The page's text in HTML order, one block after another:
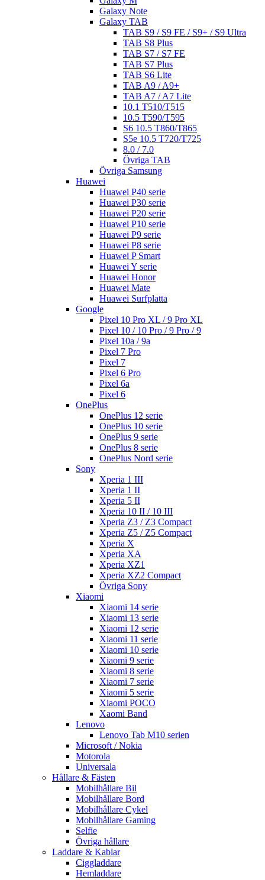
Galaxy Note
Galaxy TAB
TAB S9 / S9 FE / S9+ / S9 Ultra
TAB S8 Plus
TAB S7 / S7 FE
TAB S7 Plus
TAB S6 Lite
TAB A9 / A9+
TAB A7 / A7 Lite
10.1 T510/T515
10.5 T590/T595
S6 10.5 T860/T865
S5e 10.5 T720/T725
8.0 / 7.0
Övriga TAB
Övriga Samsung
Huawei
Huawei P40 serie
Huawei P30 serie
Huawei P20 serie
Huawei P10 serie
Huawei P9 serie
Huawei P8 serie
Huawei P Smart
Huawei Y serie
Huawei Honor
Huawei Mate
Huawei Surfplatta
Google
Pixel 10 Pro XL / 9 Pro XL
Pixel 10 / 10 Pro / 9 Pro / 9
Pixel 10a / 9a
Pixel 7 Pro
Pixel 7
Pixel 6 Pro
Pixel 6a
Pixel 6
OnePlus
OnePlus 12 serie
OnePlus 10 serie
OnePlus 9 serie
OnePlus 8 serie
OnePlus Nord serie
Sony
Xperia 1 III
Xperia 1 II
Xperia 5 II
Xperia 10 II / 10 III
Xperia Z3 / Z3 Compact
Xperia Z5 / Z5 Compact
Xperia X
Xperia XA
Xperia XZ1
Xperia XZ2 Compact
Övriga Sony
Xiaomi
Xiaomi 14 serie
Xiaomi 13 serie
Xiaomi 12 serie
Xiaomi 11 serie
Xiaomi 10 serie
Xiaomi 9 serie
Xiaomi 8 serie
Xiaomi 7 serie
Xiaomi 5 serie
Xiaomi POCO
Xaomi Band
Lenovo
Lenovo Tab M10 serien
Microsoft / Nokia
Motorola
Universala
Hållare & Fästen
Mobilhållare Bil
Mobilhållare Bord
Mobilhållare Cykel
Mobilhållare Gaming
Selfie
Övriga hållare
Laddare & Kablar
Ciggladdare
Hemladdare